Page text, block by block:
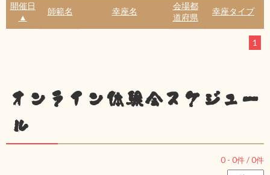
開催日
▲
師範名 幸座名
会場都
道府県
幸座タイプ
1
オンライン体験会スケジュー
ル
0 - 0件 /0件